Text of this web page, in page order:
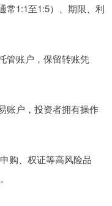
常1:1至1:5）、期限、利
管账户，保留转账凭
账户，投资者拥有操作
购、权证等高风险品